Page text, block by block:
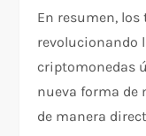
En resumen, los
revolucionando
criptomonedas
nueva forma de
de manera